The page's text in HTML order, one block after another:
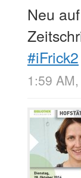
Neu
#iFrick2
1:59